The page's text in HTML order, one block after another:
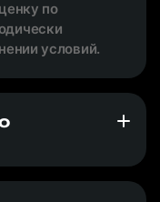
по
условий.